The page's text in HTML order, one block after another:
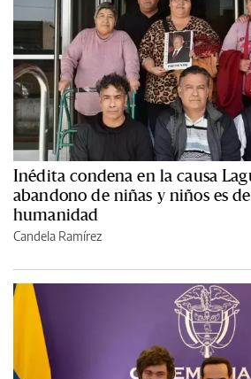
Inédita condena en la causa
abandono de niñas y niños es
humanidad
Candela Ramírez